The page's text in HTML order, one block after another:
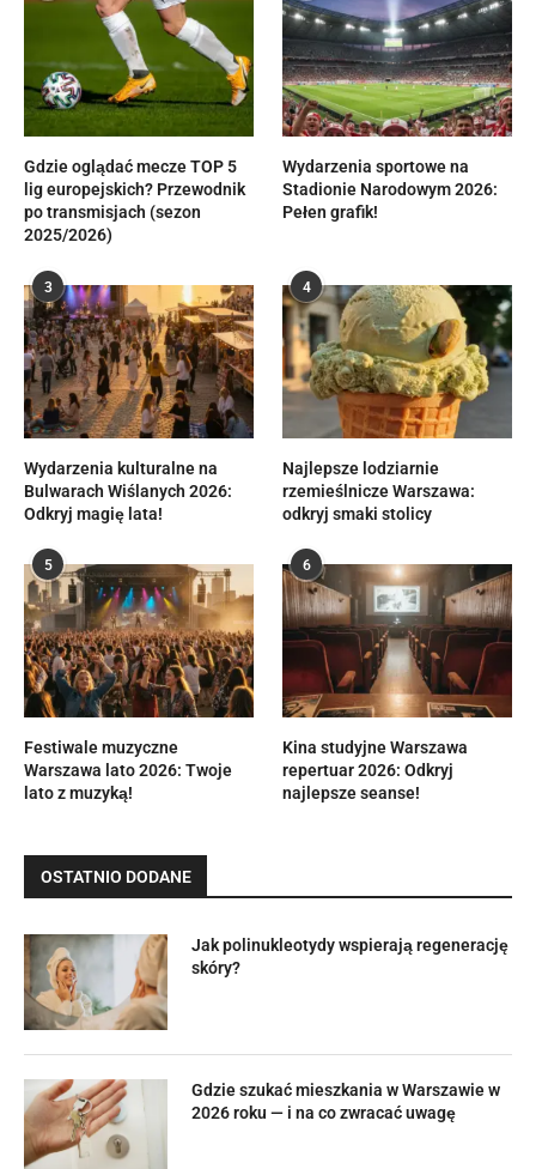
Gdzie oglądać mecze TOP 5
lig europejskich? Przewodnik
po transmisjach (sezon
2025/2026)
Wydarzenia sportowe na
Stadionie Narodowym 2026:
Pełen grafik!
3
Wydarzenia kulturalne na
Bulwarach Wiślanych 2026:
Odkryj magię lata!
4
Najlepsze lodziarnie
rzemieślnicze Warszawa:
odkryj smaki stolicy
5
Festiwale muzyczne
Warszawa lato 2026: Twoje
lato z muzyką!
6
Kina studyjne Warszawa
repertuar 2026: Odkryj
najlepsze seanse!
OSTATNIO DODANE
Jak polinukleotydy wspierają regenerację
skóry?
Gdzie szukać mieszkania w Warszawie w
2026 roku — i na co zwracać uwagę